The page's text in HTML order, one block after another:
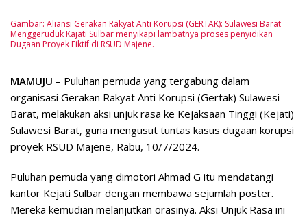
Gambar: Aliansi Gerakan Rakyat Anti Korupsi (GERTAK): Sulawesi Barat
Menggeruduk Kajati Sulbar menyikapi lambatnya proses penyidikan
Dugaan Proyek Fiktif di RSUD Majene.
MAMUJU – Puluhan pemuda yang tergabung dalam
organisasi Gerakan Rakyat Anti Korupsi (Gertak) Sulawesi
Barat, melakukan aksi unjuk rasa ke Kejaksaan Tinggi (Kejati)
Sulawesi Barat, guna mengusut tuntas kasus dugaan korupsi
proyek RSUD Majene, Rabu, 10/7/2024.
Puluhan pemuda yang dimotori Ahmad G itu mendatangi
kantor Kejati Sulbar dengan membawa sejumlah poster.
Mereka kemudian melanjutkan orasinya. Aksi Unjuk Rasa ini